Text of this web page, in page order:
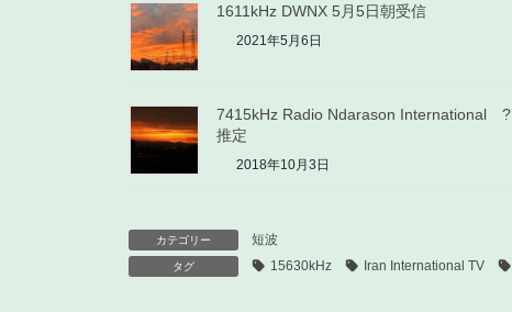
1611kHz DWNX 5月5日朝受信
2021年5月6日
7415kHz Radio Ndarason International ?
推定
2018年10月3日
カテゴリー 短波
タグ 15630kHz Iran International TV